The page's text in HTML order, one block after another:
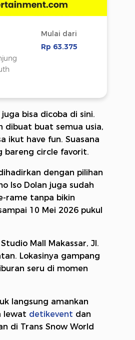
Mulai dari
Rp 63.375
bisa dicoba di sini.
dibuat buat semua usia,
ikut have fun. Suasana
bareng circle favorit.
dengan pilihan
Iso Dolan juga sudah
rame tanpa bikin
10 Mei 2026 pukul
Mall Makassar, Jl.
Lokasinya gampang
seru di momen
langsung amankan
lewat detikevent dan
di Trans Snow World